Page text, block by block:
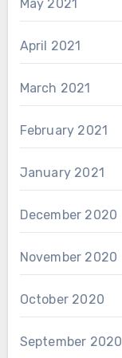
May 2021
April 2021
March 2021
February 2021
January 2021
December 2020
November 2020
October 2020
September 2020